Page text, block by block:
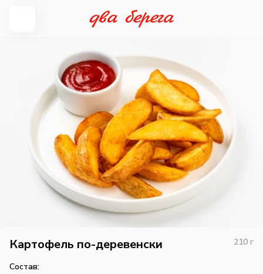
Картофель по-деревенски 210 г
Состав: